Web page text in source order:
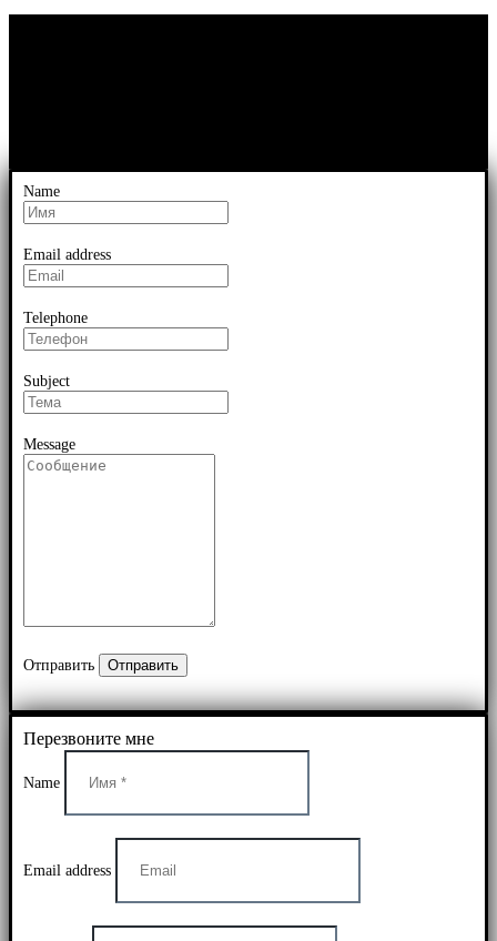
Name
Email address
Telephone
Subject
Message
Отправить
Перезвоните мне
Name
Email address